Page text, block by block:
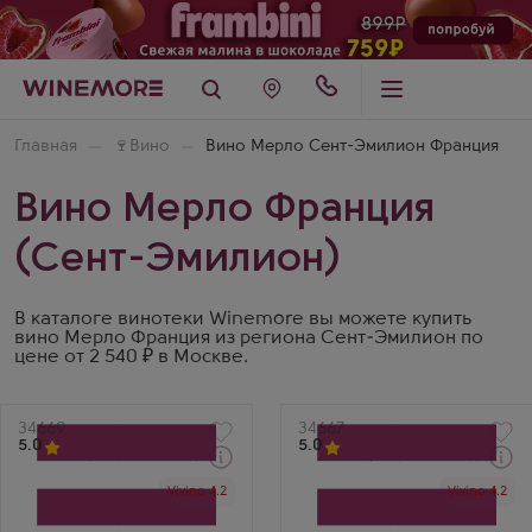
Главная 🍷 Вино Вино Мерло Сент-Эмилион Франция
Вино Мерло Франция
(Сент-Эмилион)
В каталоге винотеки Winemore вы можете купить
вино Мерло Франция из региона Сент-Эмилион по
цене от 2 540 ₽ в Москве.
Артикул
34669
5.0
Vivino 4.2
Красное Сухое Вино
Артикул
34667
5.0
Vivino 4.2
Красное Сухое Вино